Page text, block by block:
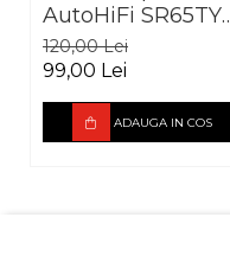
AutoHiFi SR65TY-
A pentru Toyota
165mm
120,00 Lei
99,00 Lei
ADAUGA IN COS